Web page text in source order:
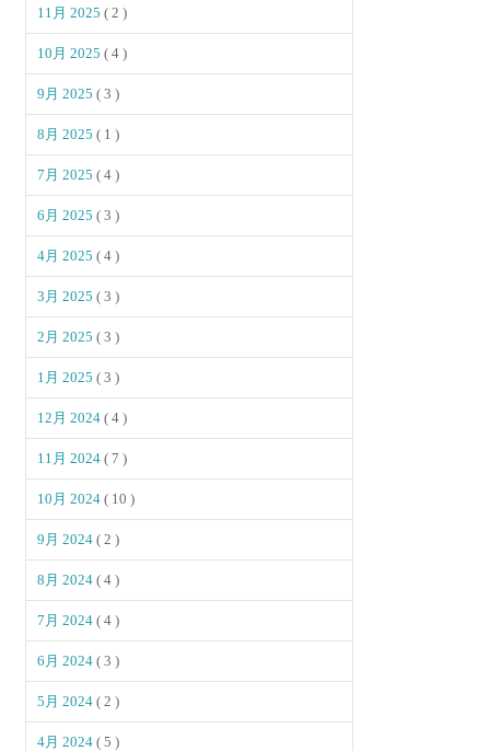
11月 2025( 2 )
10月 2025( 4 )
9月 2025( 3 )
8月 2025( 1 )
7月 2025( 4 )
6月 2025( 3 )
4月 2025( 4 )
3月 2025( 3 )
2月 2025( 3 )
1月 2025( 3 )
12月 2024( 4 )
11月 2024( 7 )
10月 2024( 10 )
9月 2024( 2 )
8月 2024( 4 )
7月 2024( 4 )
6月 2024( 3 )
5月 2024( 2 )
4月 2024( 5 )